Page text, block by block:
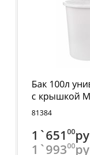
Бак 100л
с крышкой
81384
1`65100
1`99300